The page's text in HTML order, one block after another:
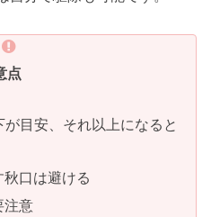
点
目安、それ以上になると
口は避ける
注意